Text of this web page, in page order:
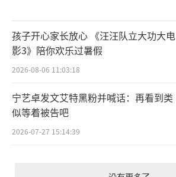
孩子开心家长放心 《汪汪队立大功大电
影3》陪你欢乐过暑假
2026-08-06 11:03:18
宁艺卓发文艾特黑粉并喊话：再看到类
似等着被告吧
2026-07-27 15:14:39